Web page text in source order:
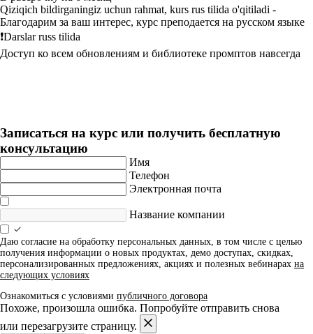
Qiziqich bildirganingiz uchun rahmat, kurs rus tilida o'qitiladi -
Благодарим за ваш интерес, курс преподается на русском языке
❗️Darslar russ tilida
Доступ ко всем обновлениям и библиотеке промптов навсегда
Записаться на курс или получить бесплатную
консультацию
Имя
Телефон
Электронная почта
Название компании
Даю согласие на обработку персональных данных, в том числе с целью
получения информации о новых продуктах, демо доступах, скидках,
персонализированных предложениях, акциях и полезных вебинарах на
следующих условиях
Ознакомиться с условиями публичного договора
Похоже, произошла ошибка. Попробуйте отправить снова
или перезагрузите страницу.